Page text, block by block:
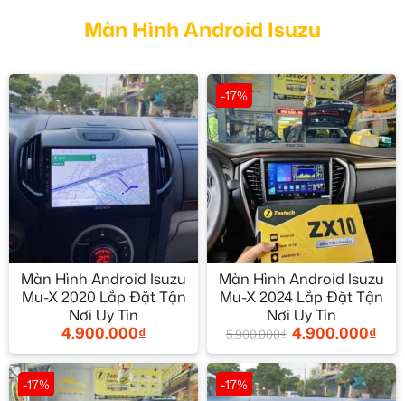
Màn Hình Android Isuzu
Màn Hình Android Isuzu
Mu-X 2020 Lắp Đặt Tận
Nơi Uy Tín
4.900.000₫
-17%
Màn Hình Android Isuzu
Mu-X 2024 Lắp Đặt Tận
Nơi Uy Tín
5.900.000₫ 4.900.000₫
-17% -17%